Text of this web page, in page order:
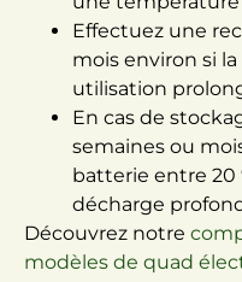
Effectuez une
mois environ si
utilisation
En cas de
semaines ou
batterie entre 20
décharge
Découvrez notre
modèles de quad